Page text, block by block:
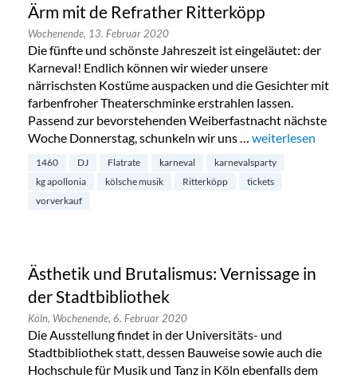
Ärm mit de Refrather Ritterköpp
Wochenende, 13. Februar 2020
Die fünfte und schönste Jahreszeit ist eingeläutet: der
Karneval! Endlich können wir wieder unsere
närrischsten Kostüme auspacken und die Gesichter mit
farbenfroher Theaterschminke erstrahlen lassen.
Passend zur bevorstehenden Weiberfastnacht nächste
Woche Donnerstag, schunkeln wir uns … „Karnevalsparty:
weiterlesen
1460 DJ Flatrate karneval
karnevalsparty
kg apollonia
kölsche musik Ritterköpp
tickets
vorverkauf
Ästhetik und Brutalismus: Vernissage in
der Stadtbibliothek
Köln, Wochenende, 6. Februar 2020
Die Ausstellung findet in der Universitäts- und
Stadtbibliothek statt, dessen Bauweise sowie auch die
Hochschule für Musik und Tanz in Köln ebenfalls dem